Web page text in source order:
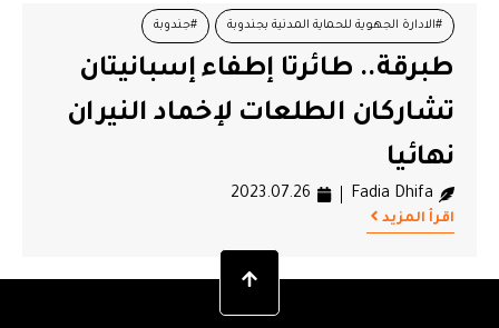
#الادارة الجهوية للحماية المدنية بجندوبة #جندوبة
طبرقة.. طائرتا إطفاء إسبانيتان
تشاركان الطلعات لإخماد النيران
نهائيا
Fadia Dhifa
2023.07.26
اقرأ المزيد